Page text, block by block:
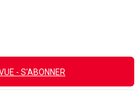
- S'ABONNER